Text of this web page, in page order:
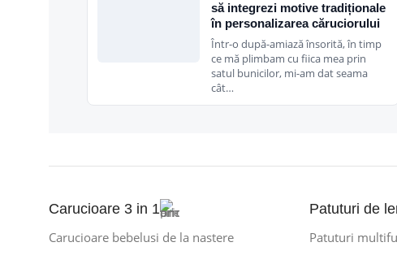
să integrezi motive tradiționale
în personalizarea căruciorului
Într-o după-amiază însorită, în timp
ce mă plimbam cu fiica mea prin
satul bunicilor, mi-am dat seama
cât…
Carucioare 3 in 1
Carucioare bebelusi de la nastere
Patuturi de
Patuturi